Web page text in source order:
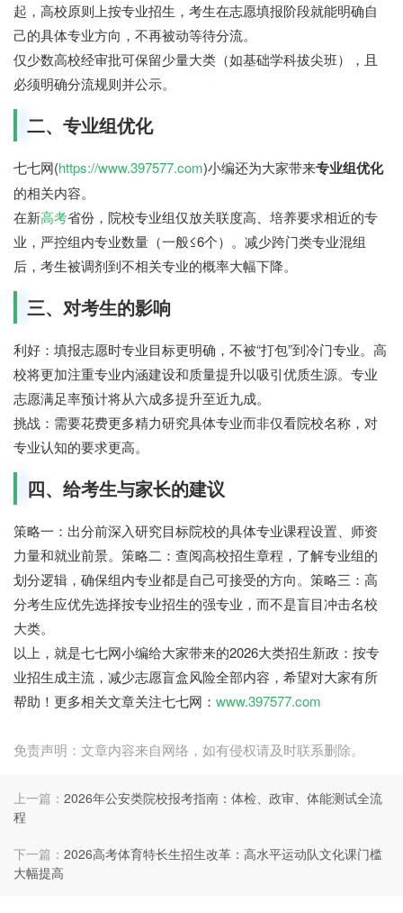
起，高校原则上按专业招生，考生在志愿填报阶段就能明确自
己的具体专业方向，不再被动等待分流。
仅少数高校经审批可保留少量大类（如基础学科拔尖班），且
必须明确分流规则并公示。
二、专业组优化
七七网(https://www.397577.com)小编还为大家带来专业组优化
的相关内容。
在新高考省份，院校专业组仅放关联度高、培养要求相近的专
业，严控组内专业数量（一般≤6个）。减少跨门类专业混组
后，考生被调剂到不相关专业的概率大幅下降。
三、对考生的影响
利好： 填报志愿时专业目标更明确，不被“打包”到冷门专业。高
校将更加注重专业内涵建设和质量提升以吸引优质生源。专业
志愿满足率预计将从六成多提升至近九成。
挑战： 需要花费更多精力研究具体专业而非仅看院校名称，对
专业认知的要求更高。
四、给考生与家长的建议
策略一： 出分前深入研究目标院校的具体专业课程设置、师资
力量和就业前景。 策略二： 查阅高校招生章程，了解专业组的
划分逻辑，确保组内专业都是自己可接受的方向。 策略三： 高
分考生应优先选择按专业招生的强专业，而不是盲目冲击名校
大类。
以上，就是七七网小编给大家带来的2026大类招生新政：按专
业招生成主流，减少志愿盲盒风险全部内容，希望对大家有所
帮助！更多相关文章关注七七网： www.397577.com
免责声明：文章内容来自网络，如有侵权请及时联系删除。
上一篇： 2026年公安类院校报考指南：体检、政审、体能测试全流
程
下一篇： 2026高考体育特长生招生改革：高水平运动队文化课门槛
大幅提高